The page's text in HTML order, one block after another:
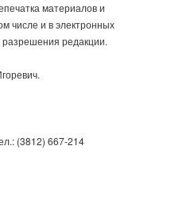
материалов и
числе и в электронных
редакции.
(3812) 667-214